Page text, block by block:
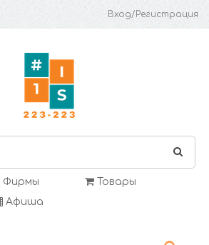
Вход/Регистрация
Фирмы
Товары
Афиша